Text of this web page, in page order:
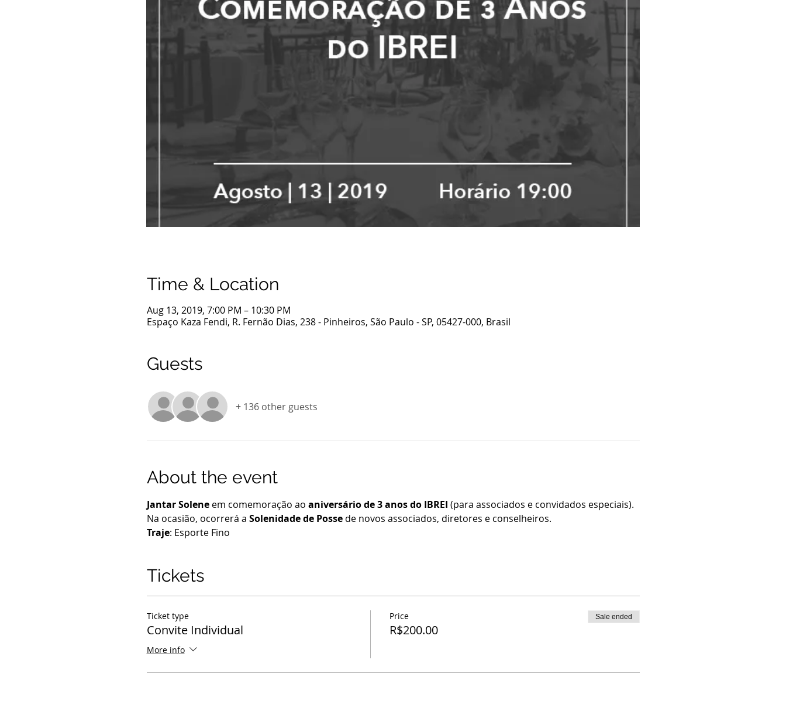
Time & Location
Aug 13, 2019, 7:00 PM – 10:30 PM
Espaço Kaza Fendi, R. Fernão Dias, 238 - Pinheiros, São Paulo - SP, 05427-000, Brasil
Guests
+ 136 other guests
About the event
Jantar Solene em comemoração ao aniversário de 3 anos do IBREI (para associados e convidados especiais).
Na ocasião, ocorrerá a Solenidade de Posse de novos associados, diretores e conselheiros.
Traje: Esporte Fino
Tickets
Ticket type
Convite Individual
More info
Price
R$200.00
Sale ended